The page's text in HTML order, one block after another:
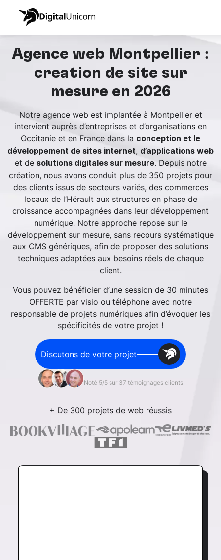
Agence web Montpellier :
création de site sur
mesure en 2026
Notre agence web est implantée à Montpellier et
intervient auprès d’entreprises et d’organisations en
Occitanie et en France dans la conception et le
développement de sites internet, d’applications web
et de solutions digitales sur mesure. Depuis notre
création, nous avons conduit plus de 350 projets pour
des clients issus de secteurs variés, des commerces
locaux de l’Hérault aux structures en phase de
croissance accompagnées dans leur développement
numérique. Notre approche repose sur le
développement sur mesure, sans recours systématique
aux CMS génériques, afin de proposer des solutions
techniques adaptées aux besoins réels de chaque
client.
Vous pouvez bénéficier d’une session de 30 minutes
OFFERTE par visio ou téléphone avec notre
responsable de projets numériques afin d’évoquer les
spécificités de votre projet !
Discutons de votre projet
Noté 5/5 sur 37 témoignages clients
+ De 300 projets de web réussis